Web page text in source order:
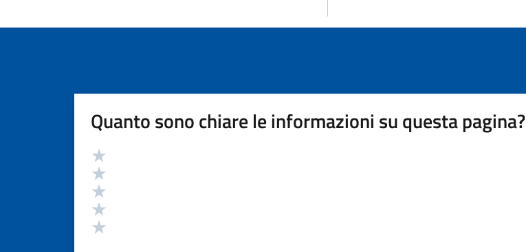
Quanto sono chiare le informazioni su questa pagina?
Valutazione